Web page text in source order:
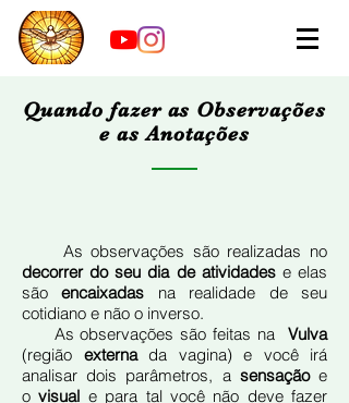
Quando fazer as Observações
e as Anotações
As observações são realizadas no
decorrer do seu dia de atividadese elas
são encaixadas na realidade de seu
cotidiano e não o inverso.
As observações são feitas na Vulva
(região externada vagina) e você irá
analisar dois parâmetros, a sensaçãoe
ovisual e para tal você não deve fazer